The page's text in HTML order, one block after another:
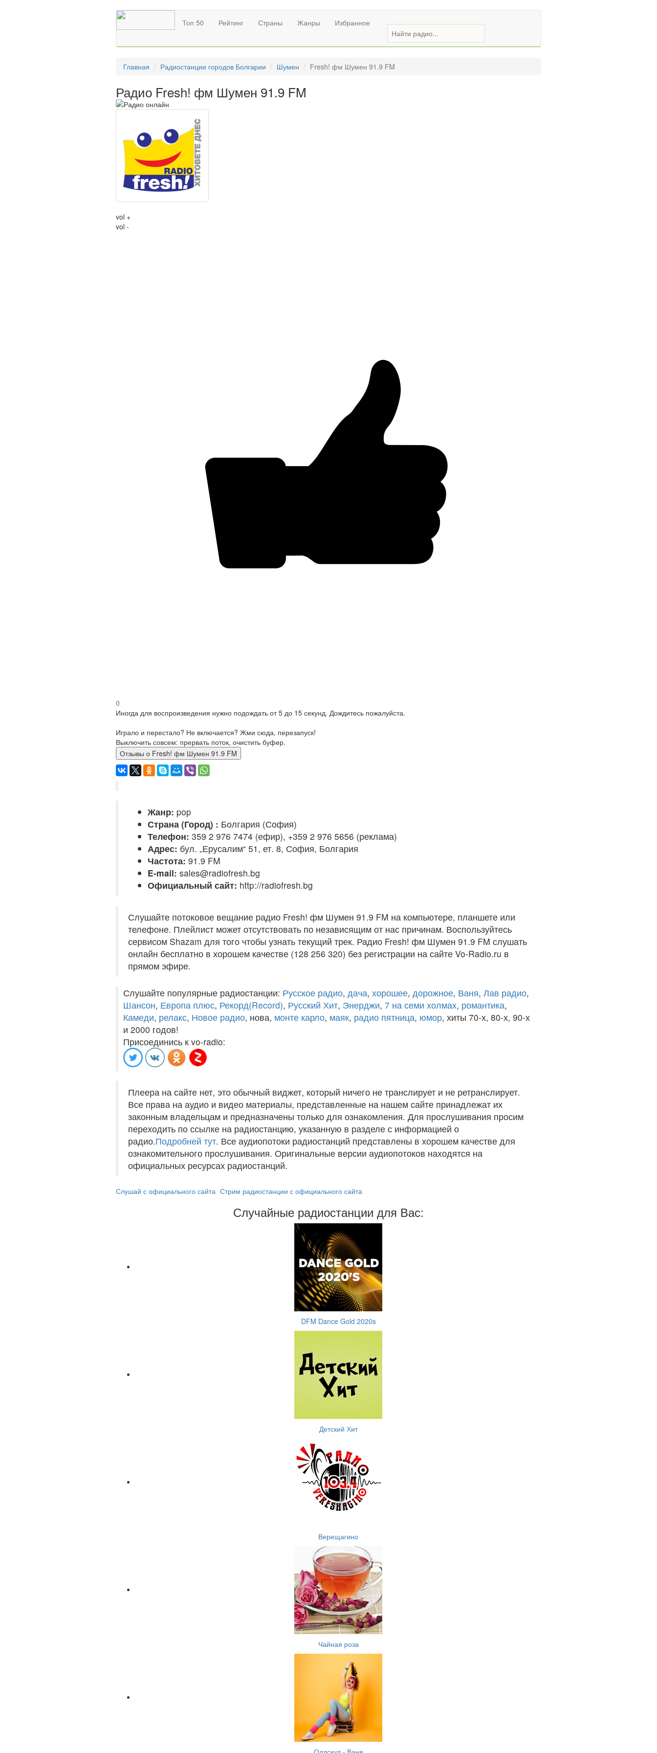
Топ 50 Рейтинг Страны Жанры Избранное
Главная Радиостанции городов Болгарии Шумен Fresh! фм Шумен 91.9 FM
Радио Fresh! фм Шумен 91.9 FM
vol +
vol -
0
Иногда для воспроизведения нужно подождать от 5 до 15 секунд. Дождитесь пожалуйста.
Играло и перестало? Не включается? Жми сюда, перезапуск!
Выключить совсем: прервать поток, очистить буфер.
Отзывы о Fresh! фм Шумен 91.9 FM
Жанр: pop
Страна (Город) : Болгария (София)
Телефон: 359 2 976 7474 (ефир), +359 2 976 5656 (реклама)
Адрес: бул. „Ерусалим“ 51, ет. 8, София, Болгария
Частота: 91.9 FM
E-mail: sales@radiofresh.bg
Официальный сайт: http://radiofresh.bg
Слушайте потоковое вещание радио Fresh! фм Шумен 91.9 FM на компьютере, планшете или
телефоне. Плейлист может отсутствовать по независящим от нас причинам. Воспользуйтесь
сервисом Shazam для того чтобы узнать текущий трек. Радио Fresh! фм Шумен 91.9 FM слушать
онлайн бесплатно в хорошем качестве (128 256 320) без регистрации на сайте Vo-Radio.ru в
прямом эфире.
Слушайте популярные радиостанции: Русское радио, дача, хорошее, дорожное, Ваня, Лав радио,
Шансон, Европа плюс, Рекорд(Record), Русский Хит, Энерджи, 7 на семи холмах, романтика,
Камеди, релакс, Новое радио, нова, монте карло, маяк, радио пятница, юмор, хиты 70-х, 80-х, 90-х
и 2000 годов!
Присоединись к vo-radio:
Плеера на сайте нет, это обычный виджет, который ничего не транслирует и не ретранслирует.
Все права на аудио и видео материалы, представленные на нашем сайте принадлежат их
законным владельцам и предназначены только для ознакомления. Для прослушивания просим
переходить по ссылке на радиостанцию, указанную в разделе с информацией о
радио.Подробней тут. Все аудиопотоки радиостанций представлены в хорошем качестве для
ознакомительного прослушивания. Оригинальные версии аудиопотоков находятся на
официальных ресурсах радиостанций.
Слушай с официального сайта Стрим радиостанции с официального сайта
Случайные радиостанции для Вас:
DFM Dance Gold 2020s
Детский Хит
Верещагино
Чайная роза